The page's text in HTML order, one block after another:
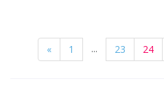
« 1 ... 23 24